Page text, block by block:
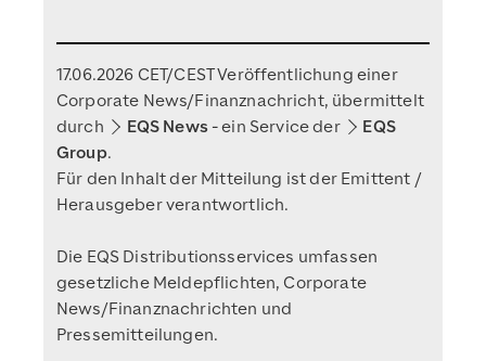
17.06.2026 CET/CEST Veröffentlichung einer
Corporate News/Finanznachricht, übermittelt
durch
EQS News- ein Service der
EQS
Group.
Für den Inhalt der Mitteilung ist der Emittent /
Herausgeber verantwortlich.
Die EQS Distributionsservices umfassen
gesetzliche Meldepflichten, Corporate
News/Finanznachrichten und
Pressemitteilungen.